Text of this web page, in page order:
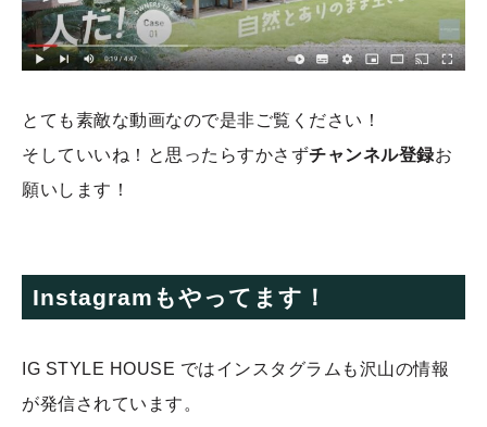
とても素敵な動画なので是非ご覧ください！
そしていいね！と思ったらすかさずチャンネル登録お
願いします！
Instagramもやってます！
IG STYLE HOUSE ではインスタグラムも沢山の情報
が発信されています。